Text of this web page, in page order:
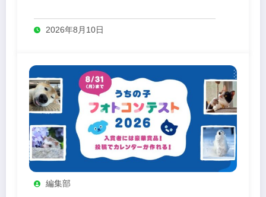
2026年8月10日
編集部